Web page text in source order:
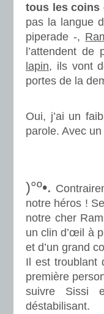
tous les coins
pas la langue
piperade -,
l’attendent
lapin, ils vont
portes de la
Oui, j’ai un
parole. Avec
)°º•.
notre héros !
notre cher
un clin d’œil à
et d’un grand
Il est troublant
première
suivre Sissi
déstabilisant.